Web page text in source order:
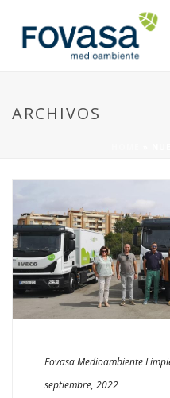
ARCHIVOS
Fovasa Medioambiente
septiembre, 2022